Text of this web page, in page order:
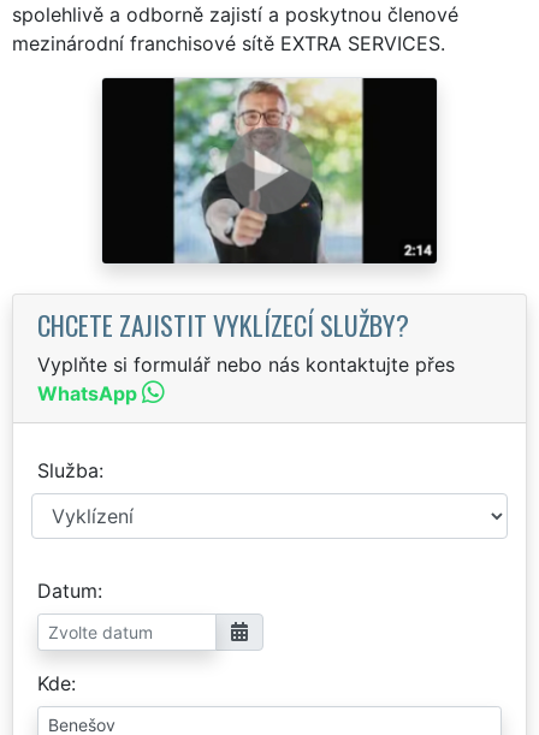
spolehlivě a odborně zajistí a poskytnou členové
mezinárodní franchisové sítě EXTRA SERVICES.
CHCETE ZAJISTIT VYKLÍZECÍ SLUŽBY?
Vyplňte si formulář nebo nás kontaktujte přes
WhatsApp
Služba
Datum
Kde